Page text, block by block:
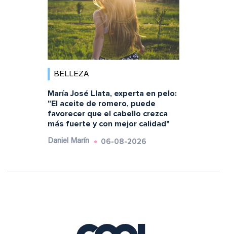
BELLEZA
María José Llata, experta en pelo:
"El aceite de romero, puede
favorecer que el cabello crezca
más fuerte y con mejor calidad"
Daniel Marín 06-08-2026